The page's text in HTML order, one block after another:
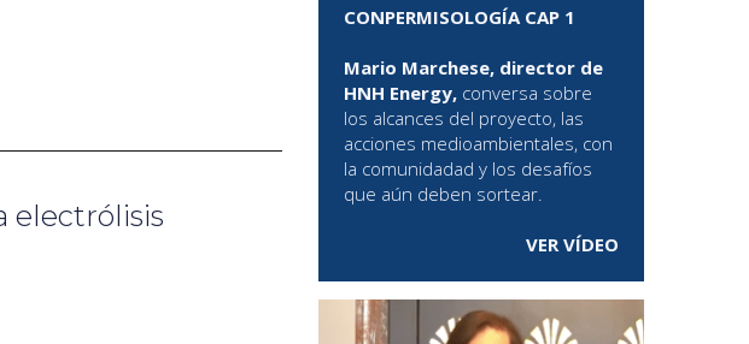
electrólisis
CONPERMISOLOGÍA CAP 1
Mario Marchese, director de
HNH Energy, conversa sobre
los alcances del proyecto, las
acciones medioambientales, con
la comunidadad y los desafíos
que aún deben sortear.
VER VÍDEO